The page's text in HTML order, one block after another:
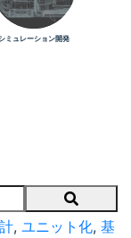
シミュレーション開発
Search
, ユニット化, 基